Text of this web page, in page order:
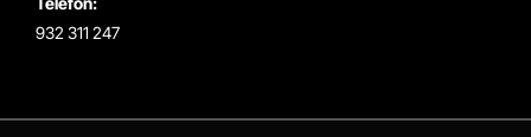
932 311 247